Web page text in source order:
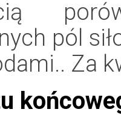
pól
Za